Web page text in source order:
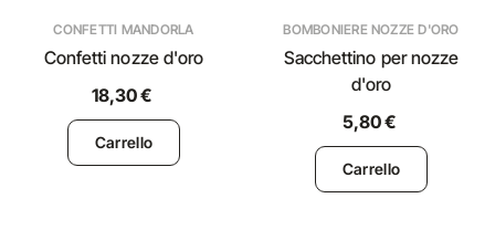
CONFETTI MANDORLA
Confetti nozze d'oro
18,30 €
Carrello
BOMBONIERE NOZZE D'ORO
Sacchettino per nozze
d'oro
5,80 €
Carrello